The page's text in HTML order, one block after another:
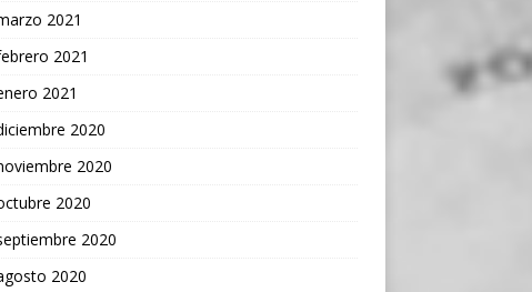
2021
2021
2021
2020
2020
2020
2020
2020